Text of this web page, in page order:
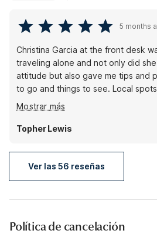
5 months
Christina Garcia at the front desk
traveling alone and not only did
attitude but also gave me tips and
to go and things to see. Local
down the bluffs to see the sea lions
some really awesome shells. The
immaculate and the housekeeping
price was affordable too. Planned
ended up staying two.
Mostrar más
Topher Lewis
Ver las 56 reseñas
Política de cancelación